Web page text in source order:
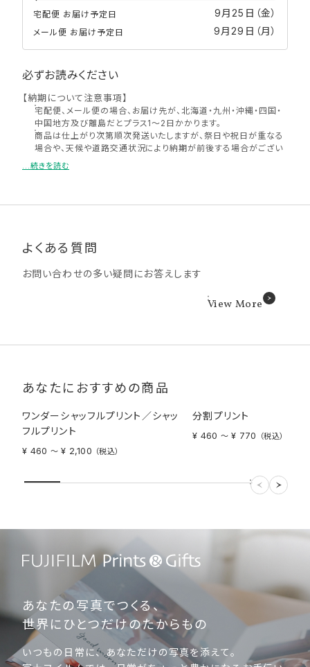
宅配便 お届け予定日 9月25日（金）
メール便 お届け予定日 9月29日（月）
必ずお読みください
【納期について注意事項】
宅配便、メール便の場合、お届け先が、北海道・九州・沖縄・四国・
中国地方及び離島だとプラス1〜2日かかります。
商品は仕上がり次第順次発送いたしますが、祭日や祝日が重なる
場合や、天候や道路交通状況により納期が前後する場合がござい
ます。
メール便はポスト投函となります。お届け日が土日祝日の場合は
納期の異なる商品をまとめてご注文いただく場合、選んだ商品の
コンビニ受け取りについて商品の受け取り可能時間は受け取り予
写真店受け取りについて、受け取り予定日はあくまで目安になりま
す。配送拠点・ルートの都合上、お届け日が「宅配便」「コンビニで
ハーフサイズプリントについて、アルバムとセットでご購入の場合、
...続きを読む
よくある質問
お問い合わせの多い疑問にお答えします
View More
あなたにおすすめの商品
ワンダーシャッフルプリント／シャッ
フルプリント
¥ 460 〜 ¥ 2,100 （税込）
分割プリント
¥ 460 〜 ¥ 770 （税込）
あなたの写真でつくる、
世界にひとつだけのたからもの
いつもの日常に、あなただけの写真を添えて。